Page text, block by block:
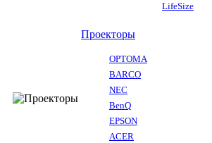
LifeSize
Проекторы
OPTOMA
BARCO
NEC
BenQ
EPSON
ACER